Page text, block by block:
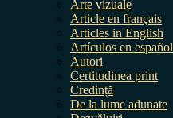
Arte vizuale
Article en français
Articles in English
Artículos en español
Autori
Certitudinea print
Credință
De la lume adunate